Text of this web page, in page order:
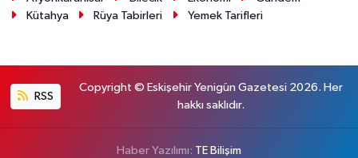
Kütahya
Rüya Tabirleri Yemek Tarifleri
RSS
Copyright © Eskişehir Yenigün Gazetesi 2026. Her
hakkı saklıdır.
Haber Yazılımı: TE Bilişim